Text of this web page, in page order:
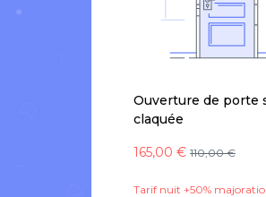
Ouverture de porte
claquée
165,00 € 110,00 €
Tarif nuit +50%